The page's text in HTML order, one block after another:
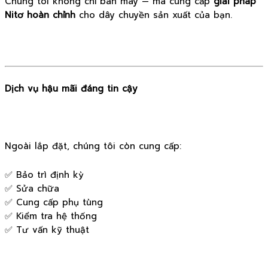
Nitơ hoàn chỉnh cho dây chuyền sản xuất của bạn.
Dịch vụ hậu mãi đáng tin cậy
Ngoài lắp đặt, chúng tôi còn cung cấp:
✅ Bảo trì định kỳ
✅ Sửa chữa
✅ Cung cấp phụ tùng
✅ Kiểm tra hệ thống
✅ Tư vấn kỹ thuật